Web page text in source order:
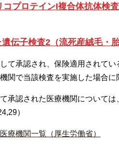
コプロテインI複合体抗体検
伝子検査2（流死産絨毛・
て承認され、保険適用されて
関で当該検査を実施した場合に
承認された医療機関について
）
療機関一覧（厚生労働省）